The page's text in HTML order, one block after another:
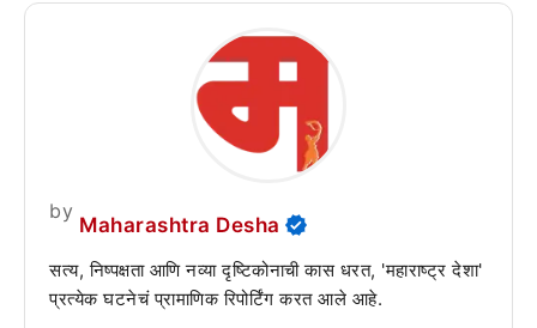
by
Maharashtra Desha
सत्य, निष्पक्षता आणि नव्या दृष्टिकोनाची कास धरत, 'महाराष्ट्र देशा'
प्रत्येक घटनेचं प्रामाणिक रिपोर्टिंग करत आले आहे.